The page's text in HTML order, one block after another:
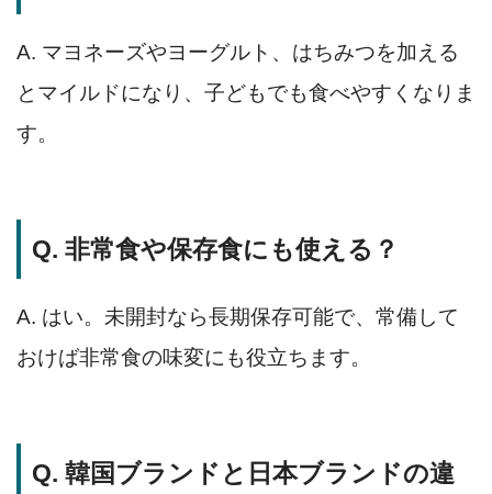
A. マヨネーズやヨーグルト、はちみつを加える
とマイルドになり、子どもでも食べやすくなりま
す。
Q. 非常食や保存食にも使える？
A. はい。未開封なら長期保存可能で、常備して
おけば非常食の味変にも役立ちます。
Q. 韓国ブランドと日本ブランドの違